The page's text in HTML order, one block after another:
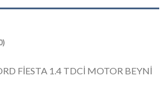
FİESTA 1.4 TDCİ MOTOR BEYNİ